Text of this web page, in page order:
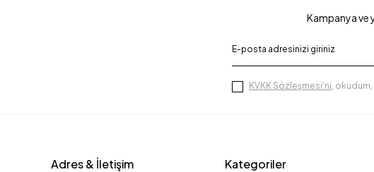
Kampanya ve
KVKK Sözleşmesi'ni,
Adres & İletişim Kategoriler